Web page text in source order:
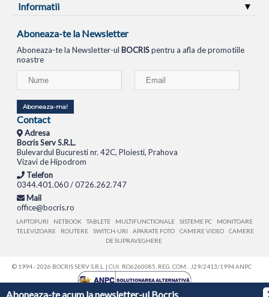
Aboneaza-te acum la newsletter-ul Bocris
Informatii
Aboneaza-te la Newsletter
Aboneaza-te la Newsletter-ul BOCRISpentru a afla de promotiile
noastre
Aboneaza-ma!
Contact
Adresa
Bocris Serv S.R.L.
Bulevardul Bucuresti nr. 42C, Ploiesti, Prahova
Vizavi de Hipodrom
Telefon
0344.401.060 / 0726.262.747
Mail
office@bocris.ro
LAPTOPURI NETBOOK TABLETE MULTIFUNCTIONALE SISTEME PC
MONITOARE
TELEVIZOARE
ROUTERE SWITCH-URI APARATE FOTO CAMERE VIDEO
CAMERE
DE SUPRAVEGHERE
© 1994 - 2026 BOCRIS SERV S.R.L. | CUI: RO6260085, REG. COM.: J29/2413/1994ANPC